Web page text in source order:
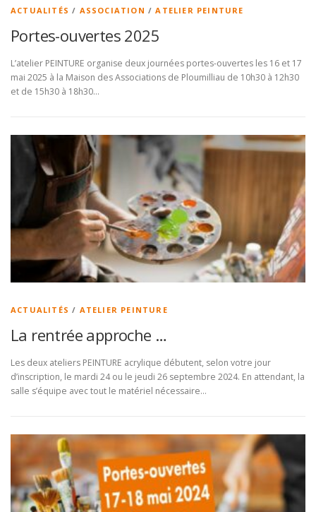
ACTUALITÉS / ASSOCIATION /ATELIER PEINTURE
Portes-ouvertes 2025
L’atelier PEINTURE organise deux journées portes-ouvertes les 16 et 17
mai 2025 à la Maison des Associations de Ploumilliau de 10h30 à 12h30
et de 15h30 à 18h30…
ACTUALITÉS / ATELIER PEINTURE
La rentrée approche …
Les deux ateliers PEINTURE acrylique débutent, selon votre jour
d’inscription, le mardi 24 ou le jeudi 26 septembre 2024. En attendant, la
salle s’équipe avec tout le matériel nécessaire…